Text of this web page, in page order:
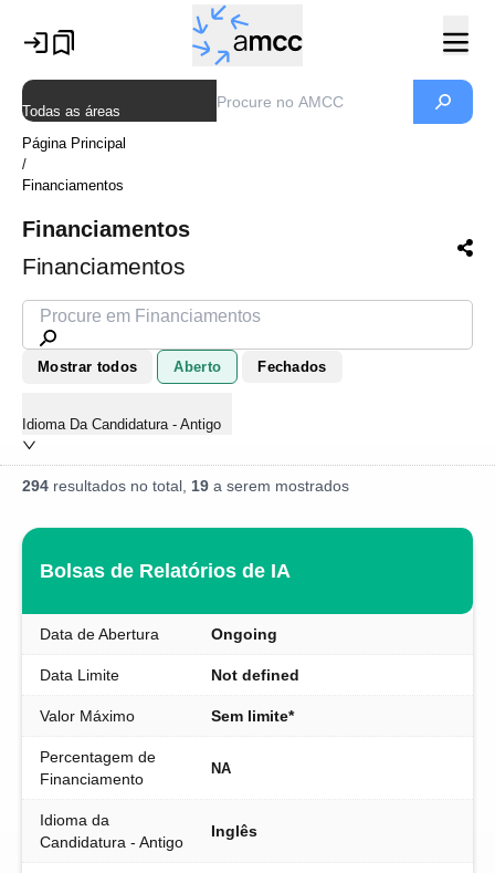
Todas as áreas
Página Principal
/
Financiamentos
Financiamentos
Financiamentos
Mostrar todos Aberto Fechados
Idioma Da Candidatura - Antigo
294 resultados no total, 19 a serem mostrados
Bolsas de Relatórios de IA
Data de Abertura Ongoing
Data Limite Not defined
Valor Máximo Sem limite*
Percentagem de
Financiamento
NA
Idioma da
Candidatura - Antigo
Inglês